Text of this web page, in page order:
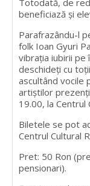
beneficiază și
Parafrazându-l
folk Ioan Gyuri
vibrația iubirii pe
deschideți cu
ascultând vocile
artiștilor
19.00, la Centrul
Biletele se pot
Centrul Cultural
Pret: 50 Ron
pensionari).